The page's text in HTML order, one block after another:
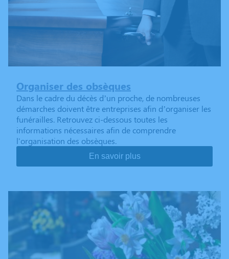
Organiser des obsèques
Dans le cadre du décès d’un proche, de nombreuses
démarches doivent être entreprises afin d’organiser les
funérailles. Retrouvez ci-dessous toutes les
informations nécessaires afin de comprendre
l'organisation des obsèques.
En savoir plus